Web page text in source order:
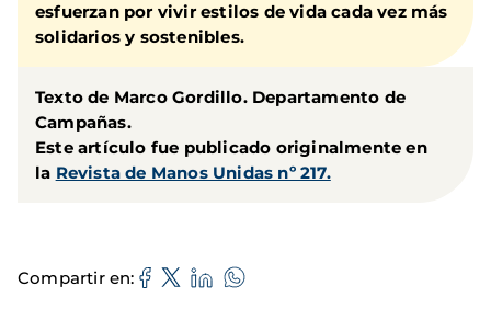
esfuerzan por vivirestilos de vida cada vez más
solidarios y sostenibles.
Texto de Marco Gordillo. Departamento de
Campañas.
Este artículo fue publicado originalmente en
la Revista de Manos Unidas nº 217.
Compartir en